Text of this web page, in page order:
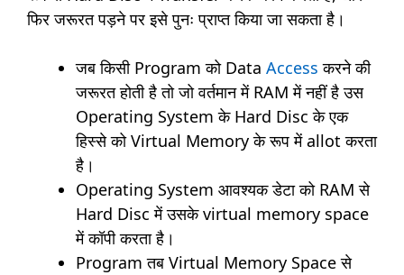
फिर जरूरत पड़ने पर इसे पुनः प्राप्त किया जा सकता है।
जब किसी Program को Data Access करने की
जरूरत होती है तो जो वर्तमान में RAM में नहीं है उस
Operating System के Hard Disc के एक
हिस्से को Virtual Memory के रूप में allot करता
है।
Operating System आवश्यक डेटा को RAM से
Hard Disc में उसके virtual memory space
में कॉपी करता है।
Program तब Virtual Memory Space से